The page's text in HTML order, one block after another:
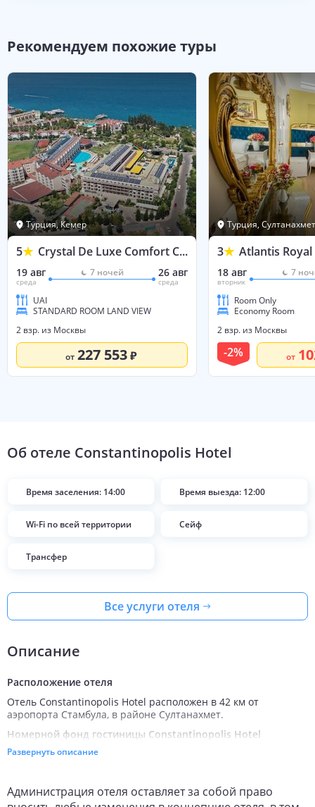
Рекомендуем похожие туры
Турция, Кемер
5 Crystal De Luxe Comfort Collection
19 авг
среда
7 ночей 26 авг
среда
UAI
STANDARD ROOM LAND VIEW
2 взр. из Москвы
от 227 553
Турция, Султанахмет
3 Atlantis
18 авг
вторник
7
Room Only
Economy Room
2 взр. из Москвы
-2% от
Об отеле Constantinopolis Hotel
Время заселения: 14:00 Время выезда: 12:00
Wi-Fi по всей территории Сейф
Трансфер
Все услуги отеля
Описание
Расположение отеля
Отель Constantinopolis Hotel расположен в 42 км от
аэропорта Стамбула, в районе Султанахмет.
Номерной фонд гостиницы Constantinopolis Hotel
Для размещения предлагается 32 номера.
Wi-Fi;
санузел с ванной или душем;
Развернуть описание
Администрация отеля оставляет за собой право